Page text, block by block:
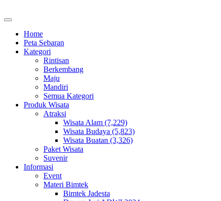
Home
Peta Sebaran
Kategori
Rintisan
Berkembang
Maju
Mandiri
Semua Kategori
Produk Wisata
Atraksi
Wisata Alam (7,229)
Wisata Budaya (5,823)
Wisata Buatan (3,326)
Paket Wisata
Suvenir
Informasi
Event
Materi Bimtek
Bimtek Jadesta